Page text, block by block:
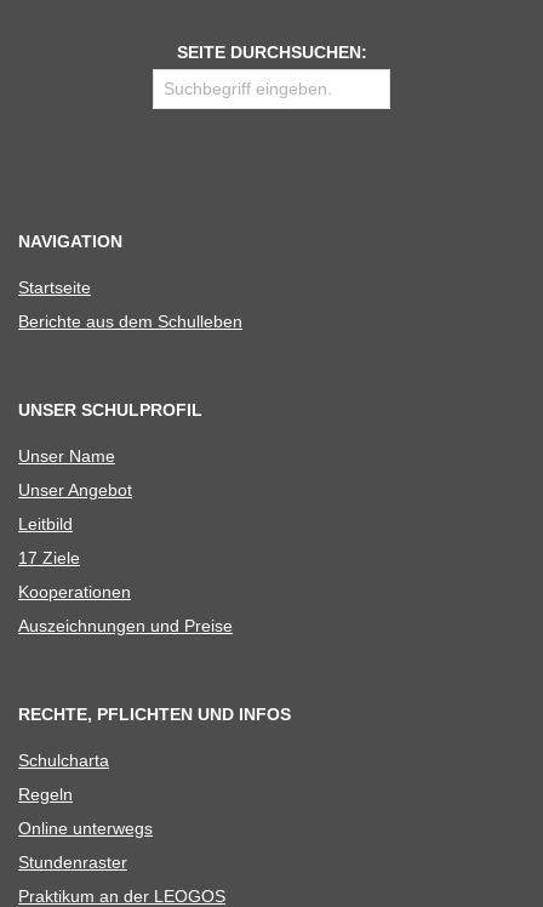
SEITE DURCHSUCHEN:
NAVIGATION
Start­seite
Berichte aus dem Schulleben
UNSER SCHULPROFIL
Unser Name
Unser Ange­bot
Leit­bild
17 Ziele
Koope­ra­tio­nen
Aus­zeich­nun­gen und Preise
RECHTE, PFLICHTEN UND INFOS
Schul­charta
Regeln
Online unter­wegs
Stun­den­ras­ter
Prak­ti­kum an der LEOGOS